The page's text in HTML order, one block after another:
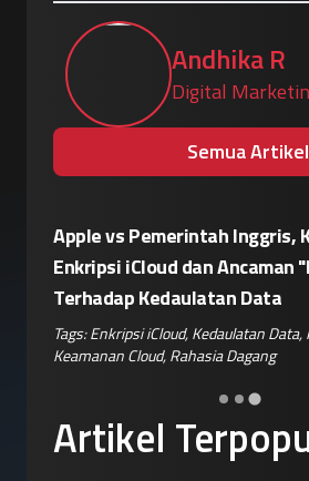
Andhika R
Digital
Semua Artikel
Artikel
Eskalasi Perang Teknologi,
Siapkan Retaliasi Terhadap
Pemblokiran Robot dan
Tags:Perang Teknologi,Kebijakan AS,
Keamanan IoT,Risiko Pasok